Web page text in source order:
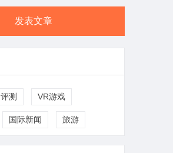
发表文章
评测 VR游戏
国际新闻 旅游